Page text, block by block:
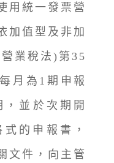
用統一發票營
加值型及非加
業稅法)第35
月為1期申報
並於次期開
的申報書，
文件，向主管